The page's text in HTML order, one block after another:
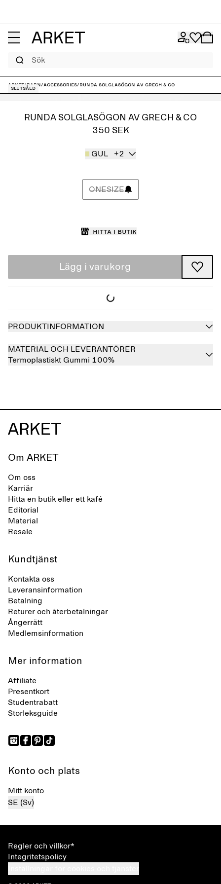
ARKET/Barn/Accessories/Runda solglasögon av Grech & Co
Slutsåld
RUNDA SOLGLASÖGON AV GRECH & CO
350 SEK
GUL +2
ONESIZE
Hitta i butik
Lägg i varukorg
PRODUKTINFORMATION
MATERIAL OCH LEVERANTÖRER
Termoplastiskt Gummi 100%
Om ARKET
Om oss
Karriär
Hitta en butik eller ett kafé
Editorial
Material
Resale
Kundtjänst
Kontakta oss
Leveransinformation
Betalning
Returer och återbetalningar
Ångerrätt
Medlemsinformation
Mer information
Affiliate
Presentkort
Studentrabatt
Storleksguide
Konto och plats
Mitt konto
SE (Sv)
Regler och villkor*
Integritetspolicy